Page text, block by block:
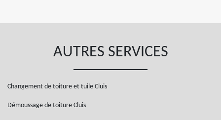
AUTRES SERVICES
Changement de toiture et tuile Cluis
Démoussage de toiture Cluis